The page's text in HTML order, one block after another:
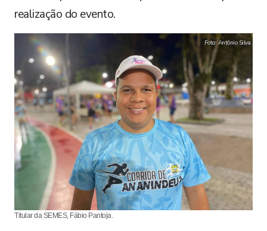
realização do evento.
Titular da SEMES, Fábio Pantoja.
Foto: Antônio Silva